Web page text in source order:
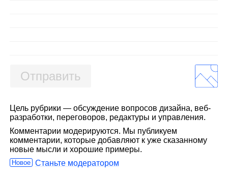
Отправить
Цель рубрики — обсуждение вопросов дизайна, веб-
разработки, переговоров, редактуры и управления.
Комментарии модерируются. Мы публикуем
комментарии, которые добавляют к уже сказанному
новые мысли и хорошие примеры.
Новое Станьте модератором